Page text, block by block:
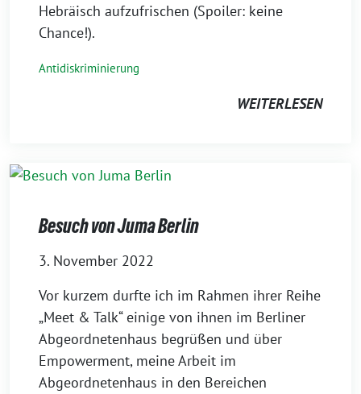
Hebräisch aufzufrischen (Spoiler: keine
Chance!).
Antidiskriminierung
WEITERLESEN
Besuch von Juma Berlin
3. November 2022
Vor kurzem durfte ich im Rahmen ihrer Reihe
„Meet & Talk“ einige von ihnen im Berliner
Abgeordnetenhaus begrüßen und über
Empowerment, meine Arbeit im
Abgeordnetenhaus in den Bereichen